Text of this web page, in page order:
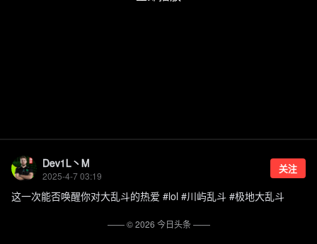
Dev1L丶M
2025-4-7 03:19
关注
这一次能否唤醒你对大乱斗的热爱 #lol #川屿乱斗 #极地大乱斗
—— ©2026 今日头条——